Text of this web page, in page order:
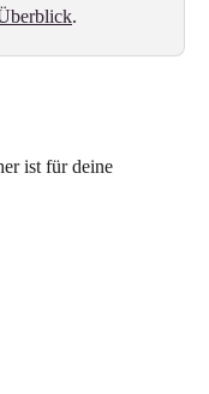
.
ist für deine